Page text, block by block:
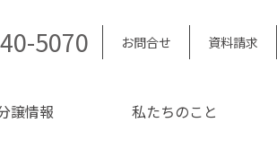
5070 お問合せ 資料請求
譲情報 私たちのこと